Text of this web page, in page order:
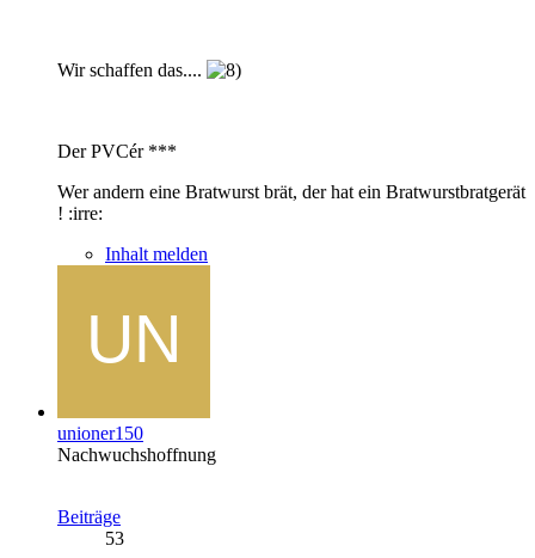
Wir schaffen das....
Der PVCér ***
Wer andern eine Bratwurst brät, der hat ein Bratwurstbratgerät
! :irre:
Inhalt melden
unioner150
Nachwuchshoffnung
Beiträge
53